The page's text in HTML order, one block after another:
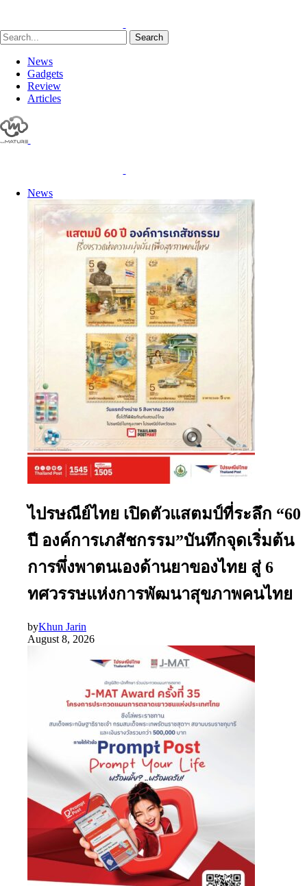
Search
News
Gadgets
Review
Articles
News
ไปรษณีย์ไทย เปิดตัวแสตมป์ที่ระลึก “60
ปี องค์การเภสัชกรรม”บันทึกจุดเริ่มต้น
การพึ่งพาตนเองด้านยาของไทย สู่ 6
ทศวรรษแห่งการพัฒนาสุขภาพคนไทย
byKhun Jarin
August 8, 2026